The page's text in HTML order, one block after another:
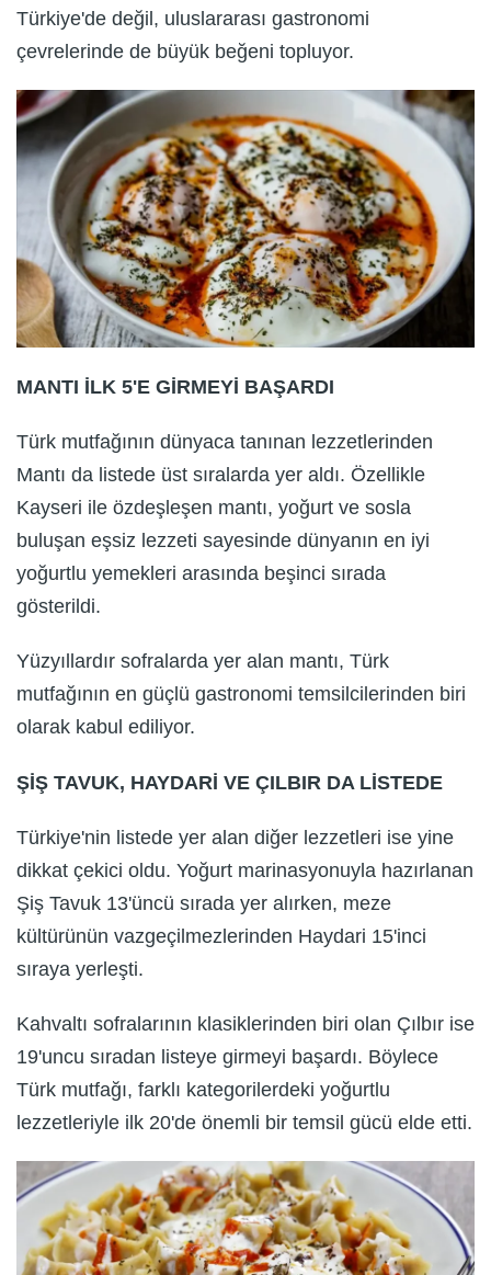
Türkiye'de değil, uluslararası gastronomi
çevrelerinde de büyük beğeni topluyor.
MANTI İLK 5'E GİRMEYİ BAŞARDI
Türk mutfağının dünyaca tanınan lezzetlerinden
Mantı da listede üst sıralarda yer aldı. Özellikle
Kayseri ile özdeşleşen mantı, yoğurt ve sosla
buluşan eşsiz lezzeti sayesinde dünyanın en iyi
yoğurtlu yemekleri arasında beşinci sırada
gösterildi.
Yüzyıllardır sofralarda yer alan mantı, Türk
mutfağının en güçlü gastronomi temsilcilerinden biri
olarak kabul ediliyor.
ŞİŞ TAVUK, HAYDARİ VE ÇILBIR DA LİSTEDE
Türkiye'nin listede yer alan diğer lezzetleri ise yine
dikkat çekici oldu. Yoğurt marinasyonuyla hazırlanan
Şiş Tavuk 13'üncü sırada yer alırken, meze
kültürünün vazgeçilmezlerinden Haydari 15'inci
sıraya yerleşti.
Kahvaltı sofralarının klasiklerinden biri olan Çılbır ise
19'uncu sıradan listeye girmeyi başardı. Böylece
Türk mutfağı, farklı kategorilerdeki yoğurtlu
lezzetleriyle ilk 20'de önemli bir temsil gücü elde etti.